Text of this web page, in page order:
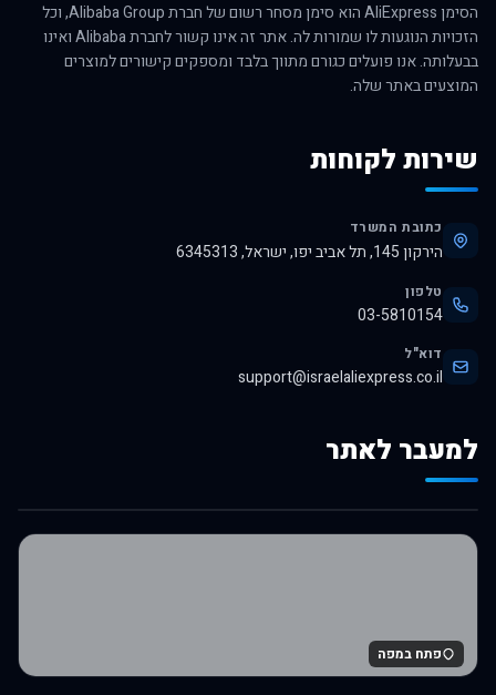
הסימן AliExpress הוא סימן מסחר רשום של חברת Alibaba Group, וכל
הזכויות הנוגעות לו שמורות לה. אתר זה אינו קשור לחברת Alibaba ואינו
בבעלותה. אנו פועלים כגורם מתווך בלבד ומספקים קישורים למוצרים
המוצעים באתר שלה.
שירות לקוחות
כתובת המשרד
הירקון 145, תל אביב יפו, ישראל, 6345313
טלפון
03-5810154
דוא"ל
support@israelaliexpress.co.il
למעבר לאתר
לרכישה באלי אקספרס
פתח במפה